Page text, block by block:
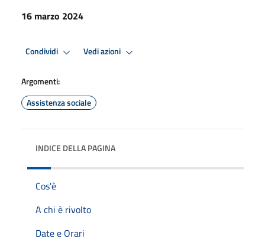
16 marzo 2024
Condividi Vedi azioni
Argomenti:
Assistenza sociale
INDICE DELLA PAGINA
Cos'è
A chi è rivolto
Date e Orari